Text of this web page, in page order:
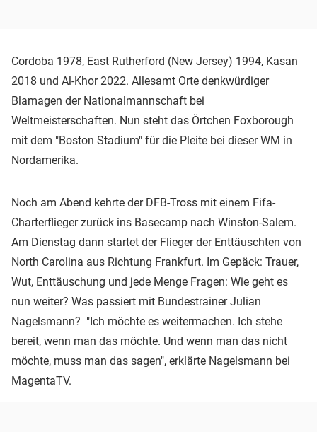
Cordoba 1978, East Rutherford (New Jersey) 1994, Kasan
2018 und Al-Khor 2022. Allesamt Orte denkwürdiger
Blamagen der Nationalmannschaft bei
Weltmeisterschaften. Nun steht das Örtchen Foxborough
mit dem "Boston Stadium" für die Pleite bei dieser WM in
Nordamerika.
Noch am Abend kehrte der DFB-Tross mit einem Fifa-
Charterflieger zurück ins Basecamp nach Winston-Salem.
Am Dienstag dann startet der Flieger der Enttäuschten von
North Carolina aus Richtung Frankfurt. Im Gepäck: Trauer,
Wut, Enttäuschung und jede Menge Fragen: Wie geht es
nun weiter? Was passiert mit Bundestrainer Julian
Nagelsmann? "Ich möchte es weitermachen. Ich stehe
bereit, wenn man das möchte. Und wenn man das nicht
möchte, muss man das sagen", erklärte Nagelsmann bei
MagentaTV.